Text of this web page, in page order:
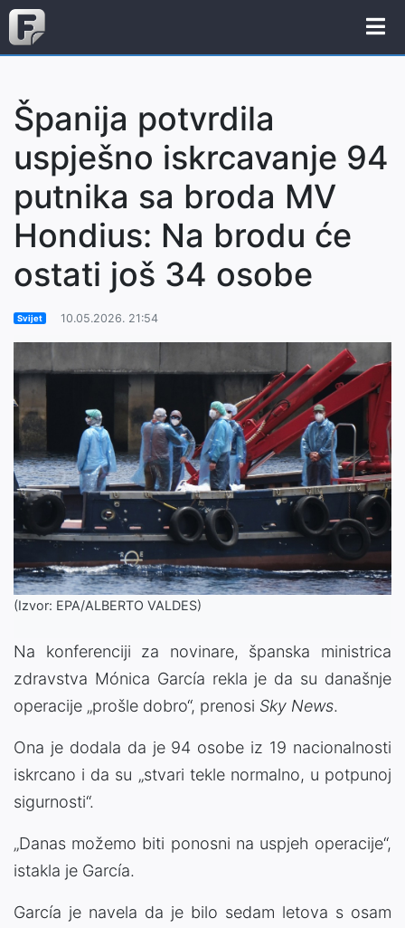
Španija potvrdila
uspješno iskrcavanje 94
putnika sa broda MV
Hondius: Na brodu će
ostati još 34 osobe
Svijet 10.05.2026. 21:54
(Izvor: EPA/ALBERTO VALDES)
Na konferenciji za novinare, španska ministrica
zdravstva Mónica García rekla je da su današnje
operacije „prošle dobro“, prenosi Sky News.
Ona je dodala da je 94 osobe iz 19 nacionalnosti
iskrcano i da su „stvari tekle normalno, u potpunoj
sigurnosti“.
„Danas možemo biti ponosni na uspjeh operacije“,
istakla je García.
García je navela da je bilo sedam letova s osam